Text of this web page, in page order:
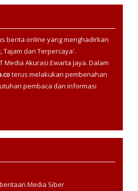
berita online yang menghadirkan
Tajam dan Terpercaya'.
Media Akurasi Ewarta Jaya. Dalam
terus melakukan pembenahan
pembaca dan informasi
Media Siber